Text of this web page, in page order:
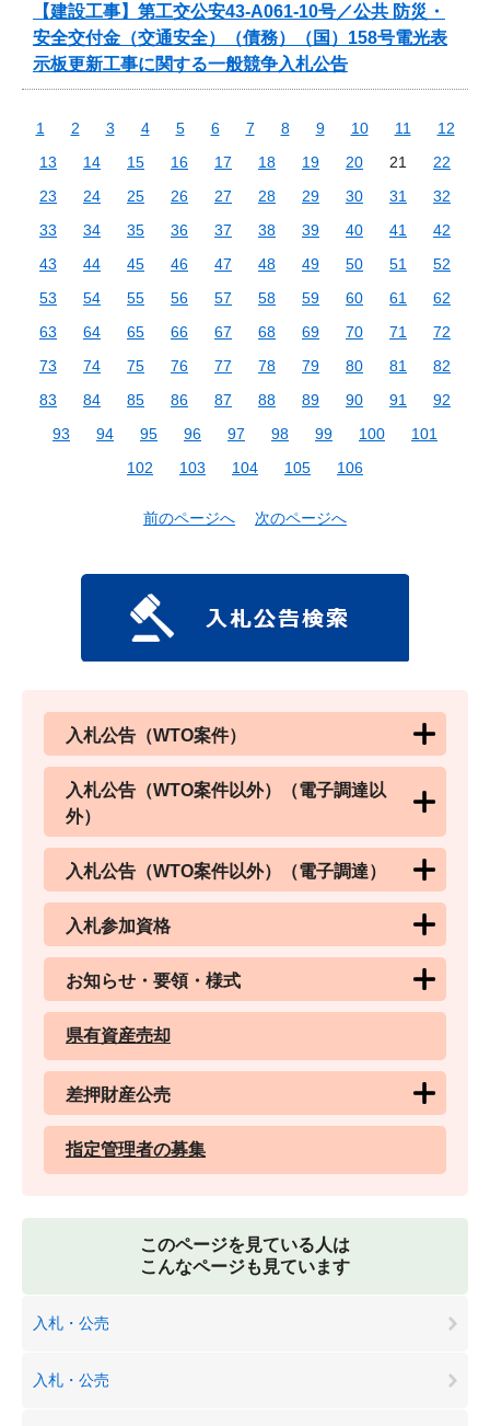
【建設工事】第工交公安43-A061-10号／公共 防災・
安全交付金（交通安全）（債務）（国）158号電光表
示板更新工事に関する一般競争入札公告
1 2 3 4 5 6 7 8 9 10 11
12
13
14 15 16 17 18 19 20 21
22
23
24 25 26 27 28 29 30 31
32
33
34 35 36 37 38 39 40 41
42
43
44 45 46 47 48 49 50 51
52
53
54 55 56 57 58 59 60 61
62
63
64 65 66 67 68 69 70 71
72
73
74 75 76 77 78 79 80 81
82
83
84 85 86 87 88 89 90 91
92
93
94 95 96 97 98 99 100
101
102
103 104 105 106
前のページへ 次のページへ
入札公告（WTO案件）
入札公告（WTO案件以外）（電子調達以
外）
入札公告（WTO案件以外）（電子調達）
入札参加資格
お知らせ・要領・様式
県有資産売却
差押財産公売
指定管理者の募集
このページを見ている人は
こんなページも見ています
入札・公売
入札・公売